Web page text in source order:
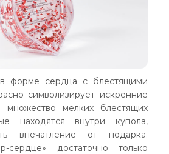
форме сердца с блестящими
символизирует искренние
множество мелких блестящих
находятся внутри купола,
впечатление от подарка.
сердце» достаточно только